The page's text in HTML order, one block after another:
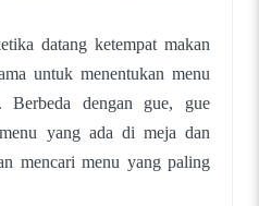
datang ketempat makan
untuk menentukan menu
Berbeda dengan gue, gue
yang ada di meja dan
mencari menu yang paling